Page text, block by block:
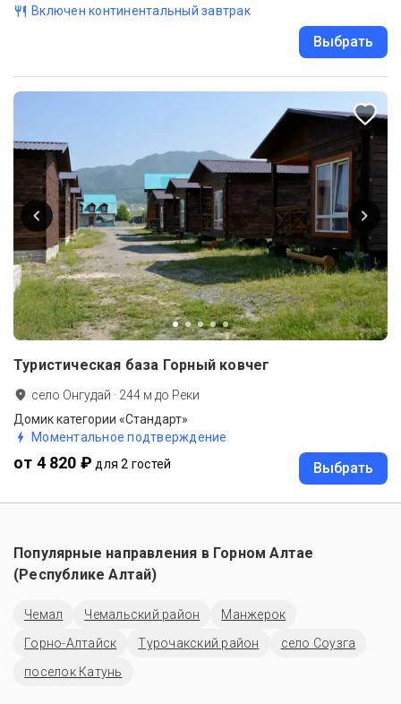
Включен континентальный завтрак
Выбрать
Туристическая база Горный ковчег
село Онгудай · 244 м до Реки
Домик категории «Стандарт»
Моментальное подтверждение
от 4 820 ₽ для 2 гостей Выбрать
Популярные направления в Горном Алтае
(Республике Алтай)
Чемал Чемальский район
Манжерок
Горно-Алтайск
Турочакский район
село Соузга
поселок Катунь